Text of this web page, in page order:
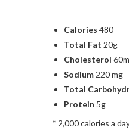
Calories 480
Total Fat 20g
Cholesterol
Sodium 220 mg
Total
Protein 5g
* 2,000 calories a